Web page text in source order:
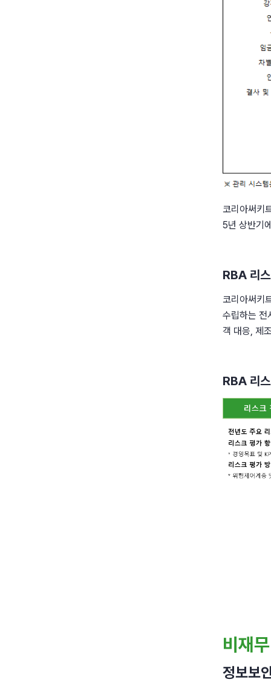
코리아써키
5년 상반기
RBA 리
코리아써키
수립하는 전
객 대응, 제
RBA 리
비재
정보보